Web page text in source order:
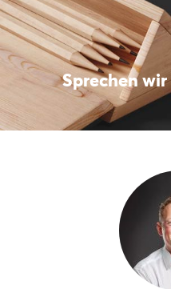
Sprechen